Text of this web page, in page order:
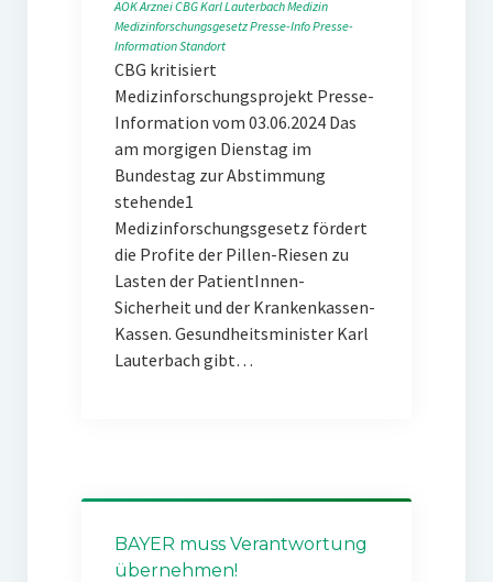
AOKArzneiCBGKarl LauterbachMedizin
MedizinforschungsgesetzPresse-InfoPresse-
InformationStandort
CBG kritisiert
Medizinforschungsprojekt Presse-
Information vom 03.06.2024 Das
am morgigen Dienstag im
Bundestag zur Abstimmung
stehende1
Medizinforschungsgesetz fördert
die Profite der Pillen-Riesen zu
Lasten der PatientInnen-
Sicherheit und der Krankenkassen-
Kassen. Gesundheitsminister Karl
Lauterbach gibt…
BAYER muss Verantwortung
übernehmen!